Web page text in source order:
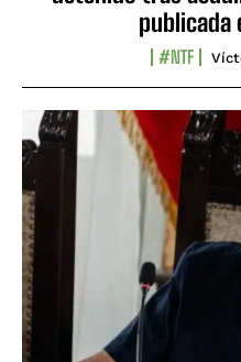
publicada
#NTF